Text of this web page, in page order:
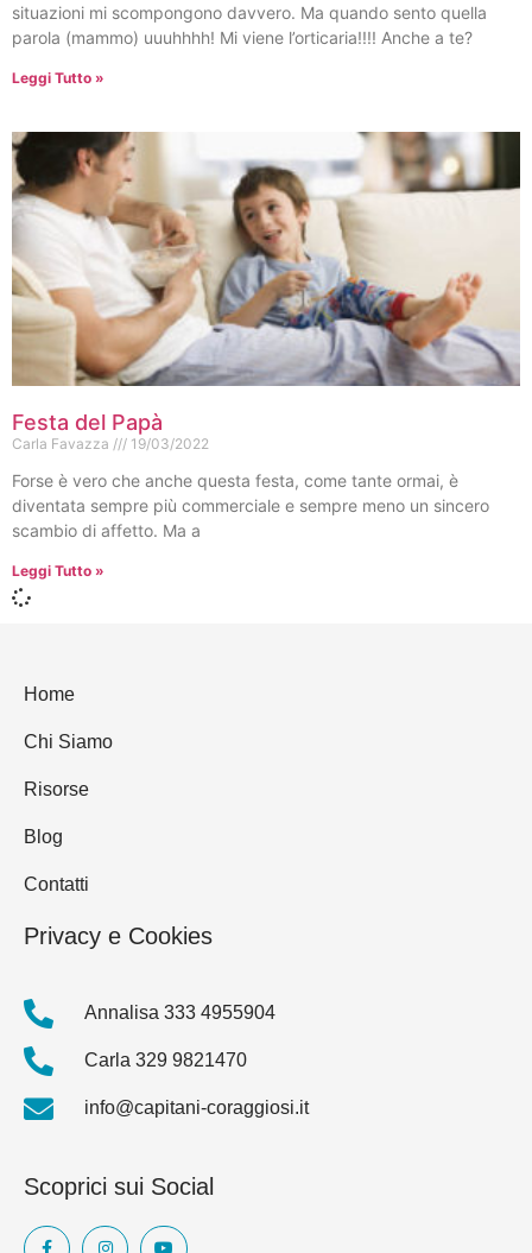
situazioni mi scompongono davvero. Ma quando sento quella
parola (mammo) uuuhhhh! Mi viene l’orticaria!!!! Anche a te?
Leggi Tutto »
Festa del Papà
Carla Favazza 19/03/2022
Forse è vero che anche questa festa, come tante ormai, è
diventata sempre più commerciale e sempre meno un sincero
scambio di affetto. Ma a
Leggi Tutto »
Home
Chi Siamo
Risorse
Blog
Contatti
Privacy e Cookies
Annalisa 333 4955904
Carla 329 9821470
info@capitani-coraggiosi.it
Scoprici sui Social